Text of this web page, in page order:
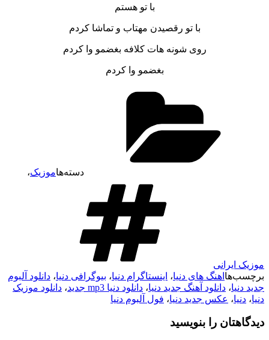
با تو هستم
با تو رقصیدن مهتاب و تماشا کردم
روی شونه هات کلافه بغضمو وا کردم
بغضمو وا کردم
دسته‌هاموزیک،
موزیک ایرانی
برچسب‌ها اهنگ های دنیا، اینستاگرام دنیا، بیوگرافی دنیا، دانلود آلبوم
جدید دنیا، دانلود آهنگ جدید دنیا، دانلود دنیا mp3 جدید ، دانلود موزیک
دنیا، دنیا، عکس جدید دنیا، فول آلبوم دنیا
دیدگاهتان را بنویسید